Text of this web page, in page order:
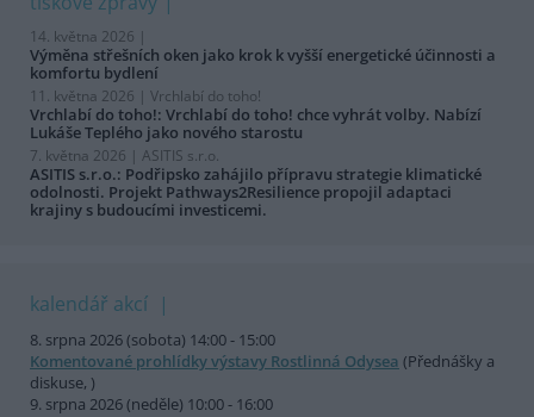
14. května 2026 |
Výměna střešních oken jako krok k vyšší energetické účinnosti a
komfortu bydlení
11. května 2026 | Vrchlabí do toho!
Vrchlabí do toho!: Vrchlabí do toho! chce vyhrát volby. Nabízí
Lukáše Teplého jako nového starostu
7. května 2026 | ASITIS s.r.o.
ASITIS s.r.o.: Podřipsko zahájilo přípravu strategie klimatické
odolnosti. Projekt Pathways2Resilience propojil adaptaci
krajiny s budoucími investicemi.
kalendář akcí
8. srpna 2026 (sobota) 14:00 - 15:00
Komentované prohlídky výstavy Rostlinná Odysea (Přednášky a
diskuse, )
9. srpna 2026 (neděle) 10:00 - 16:00